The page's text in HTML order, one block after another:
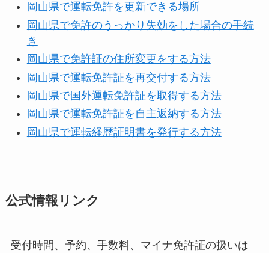
岡山県で運転免許を更新できる場所
岡山県で免許のうっかり失効をした場合の手続
き
岡山県で免許証の住所変更をする方法
岡山県で運転免許証を再交付する方法
岡山県で国外運転免許証を取得する方法
岡山県で運転免許証を自主返納する方法
岡山県で運転経歴証明書を発行する方法
公式情報リンク
受付時間、予約、手数料、マイナ免許証の扱いは